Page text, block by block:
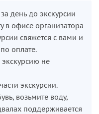
день до экскурсии
в офисе организатора
свяжется с вами и
оплате.
экскурсию не
экскурсии.
возьмите воду,
поддерживается